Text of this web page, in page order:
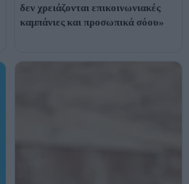
δεν χρειάζονται επικοινωνιακές
καμπάνιες και προσωπικά σόου»